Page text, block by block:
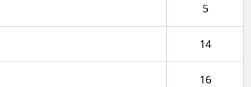
5
14
16